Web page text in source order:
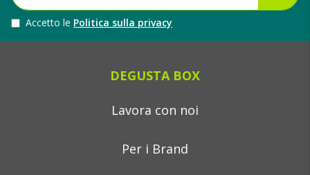
Accetto le Politica sulla privacy
DEGUSTA BOX
Lavora con noi
Per i Brand